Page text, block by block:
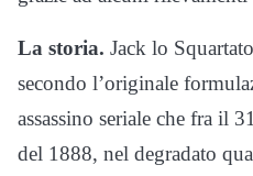
La storia. Jack lo
secondo l’originale
assassino seriale che fra il
del 1888, nel degradato